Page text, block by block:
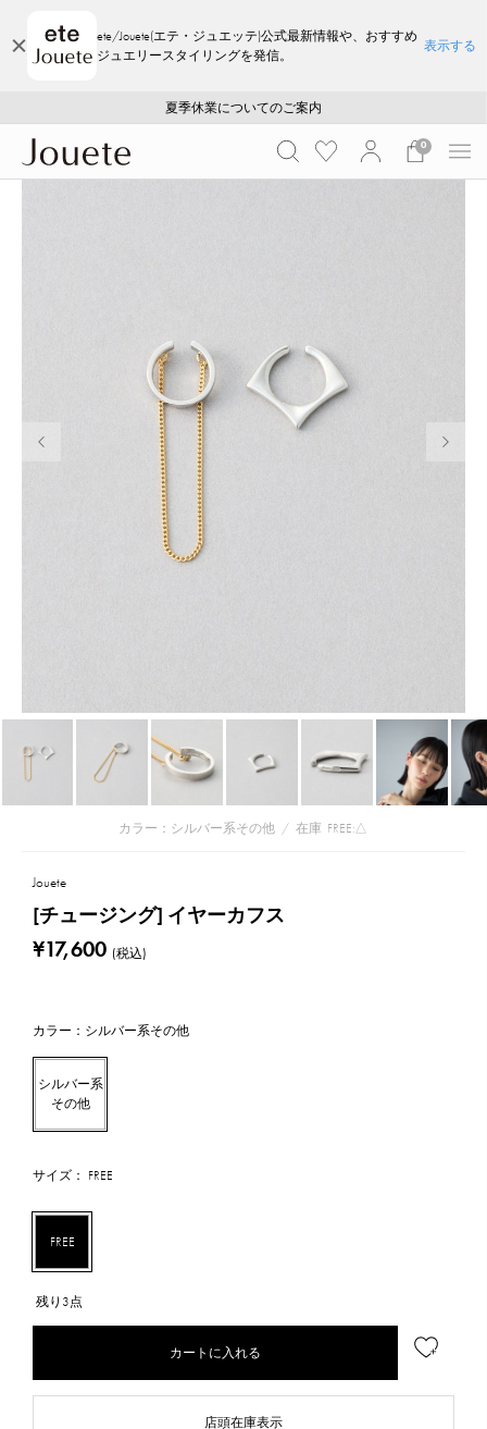
ete/Jouete(エテ・ジュエッテ)公式最新情報や、おすすめ
ジュエリースタイリングを発信。
表示する
採用のご案内
ご注文いただいたお品物のお届け状況について
夏季休業についてのご案内
WEB LIMITED ITEMS >>
採用のご案内
ご注文いただいたお品物のお届け状況について
0
カラー：シルバー系その他 / 在庫 FREE:△
Jouete
[チュージング] イヤーカフス
¥17,600 (税込)
カラー：シルバー系その他
シルバー系
その他
サイズ： FREE
FREE
残り3点
カートに入れる
店頭在庫表示